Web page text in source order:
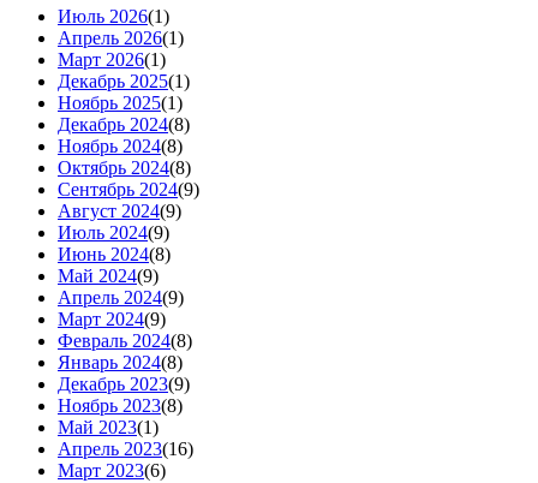
Июль 2026(1)
Апрель 2026(1)
Март 2026(1)
Декабрь 2025(1)
Ноябрь 2025(1)
Декабрь 2024(8)
Ноябрь 2024(8)
Октябрь 2024(8)
Сентябрь 2024(9)
Август 2024(9)
Июль 2024(9)
Июнь 2024(8)
Май 2024(9)
Апрель 2024(9)
Март 2024(9)
Февраль 2024(8)
Январь 2024(8)
Декабрь 2023(9)
Ноябрь 2023(8)
Май 2023(1)
Апрель 2023(16)
Март 2023(6)